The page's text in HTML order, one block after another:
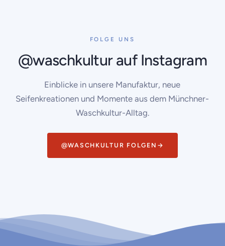
FOLGE UNS
@waschkultur auf Instagram
Einblicke in unsere Manufaktur, neue
Seifenkreationen und Momente aus dem Münchner-
Waschkultur-Alltag.
@WASCHKULTUR FOLGEN →